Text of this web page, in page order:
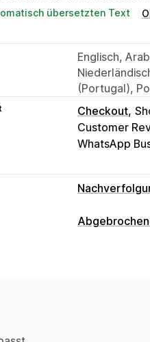
übersetzten Text
Englisch,
(Portugal),
Checkout
Customer
WhatsApp